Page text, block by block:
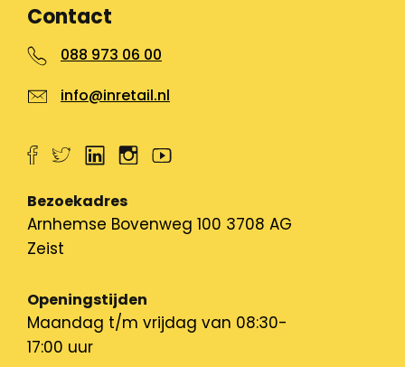
Contact
088 973 06 00
info@inretail.nl
Bezoekadres
Arnhemse Bovenweg 100 3708 AG
Zeist
Openingstijden
Maandag t/m vrijdag van 08:30-
17:00 uur